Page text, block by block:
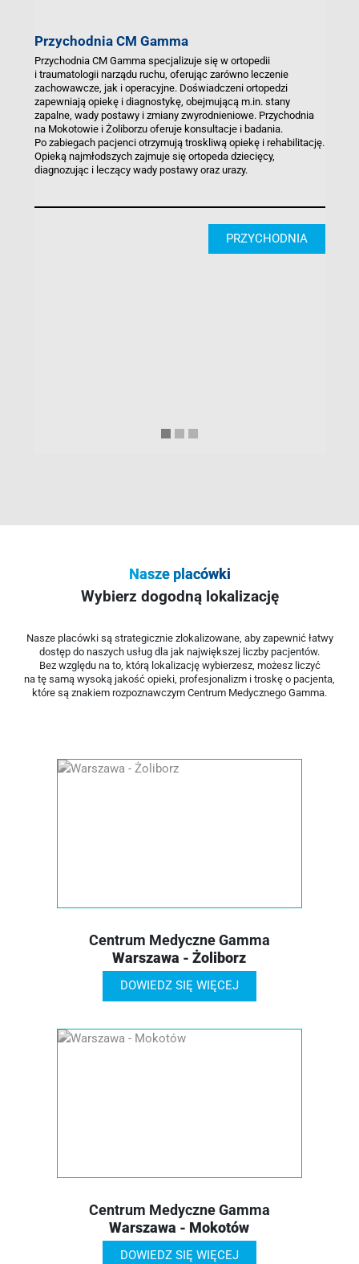
Przychodnia CM Gamma
Przychodnia CM Gamma specjalizuje się w ortopedii
i traumatologii narządu ruchu, oferując zarówno leczenie
zachowawcze, jak i operacyjne. Doświadczeni ortopedzi
zapewniają opiekę i diagnostykę, obejmującą m.in. stany
zapalne, wady postawy i zmiany zwyrodnieniowe. Przychodnia
na Mokotowie i Żoliborzu oferuje konsultacje i badania.
Po zabiegach pacjenci otrzymują troskliwą opiekę i rehabilitację.
Opieką najmłodszych zajmuje się ortopeda dziecięcy,
diagnozując i leczący wady postawy oraz urazy.
PRZYCHODNIA
Nasze placówki
Wybierz dogodną lokalizację
Nasze placówki są strategicznie zlokalizowane, aby zapewnić łatwy
dostęp do naszych usług dla jak największej liczby pacjentów.
Bez względu na to, którą lokalizację wybierzesz, możesz liczyć
na tę samą wysoką jakość opieki, profesjonalizm i troskę o pacjenta,
które są znakiem rozpoznawczym Centrum Medycznego Gamma.
Centrum Medyczne Gamma
Warszawa - Żoliborz
DOWIEDZ SIĘ WIĘCEJ
Centrum Medyczne Gamma
Warszawa - Mokotów
DOWIEDZ SIĘ WIĘCEJ